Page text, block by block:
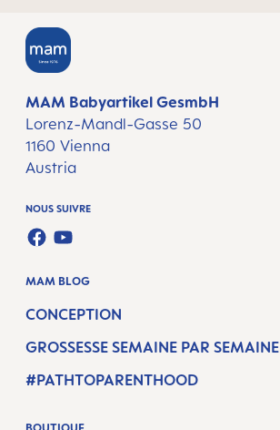
MAM Babyartikel GesmbH
Lorenz-Mandl-Gasse 50
1160 Vienna
Austria
NOUS SUIVRE
FACEBOOK
YOUTUBE
MAM BLOG
CONCEPTION
GROSSESSE SEMAINE PAR SEMAINE
#PATHTOPARENTHOOD